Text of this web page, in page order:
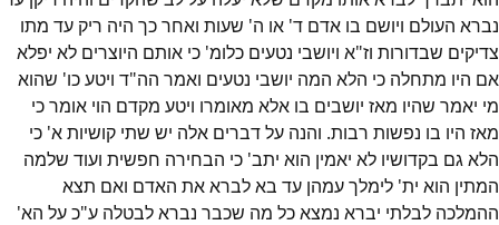
נברא העולם ויושם בו אדם ד' או ה' שעות ואחר כך היה ריק עד מתו
צדיקים שבדורות וז"א ויושבי נטעים כלומ' כי אותם היוצרים לא יפלא
אם היו מתחלה כי הלא המה יושבי נטעים ואמר הה"ד ויטע כו' שהוא
מי יאמר שהיו מאז יושבים בו אלא מאומרו ויטע מקדם הוי אומר כי
מאז היו בו נפשות רבות. והנה על דברים אלה יש שתי קושיות א' כי
הלא גם בקדושיו לא יאמין הוא יתב' כי הבחירה חפשית ועוד שלמה
המתין הוא ית' לימלך עמהן עד בא לברא את האדם ואם תצא
ההמלכה לבלתי יברא נמצא כל מה שכבר נברא לבטלה ע"כ על הא'